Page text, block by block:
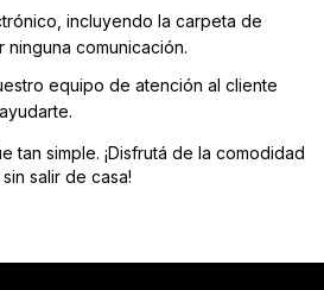
incluyendo la carpeta de
comunicación.
equipo de atención al cliente
tan simple. ¡Disfrutá de la comodidad
salir de casa!